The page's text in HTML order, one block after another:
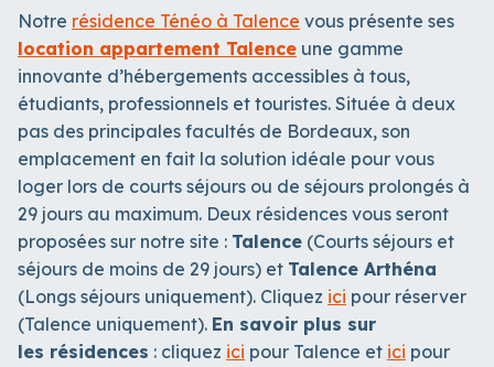
Notre résidence Ténéo à Talence vous présente ses
location appartement Talence une gamme
innovante d’hébergements accessibles à tous,
étudiants, professionnels et touristes. Située à deux
pas des principales facultés de Bordeaux, son
emplacement en fait la solution idéale pour vous
loger lors de courts séjours ou de séjours prolongés à
29 jours au maximum. Deux résidences vous seront
proposées sur notre site : Talence (Courts séjours et
séjours de moins de 29 jours) et Talence Arthéna
(Longs séjours uniquement). Cliquez ici pour réserver
(Talence uniquement). En savoir plus sur
les résidences : cliquez ici pour Talence et ici pour